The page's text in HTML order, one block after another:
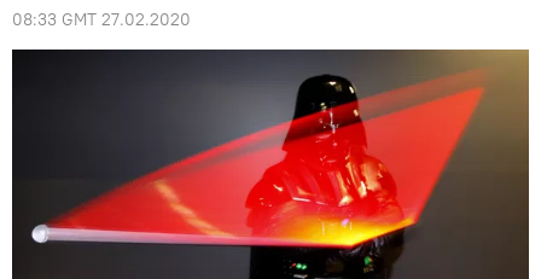
08:33 GMT 27.02.2020